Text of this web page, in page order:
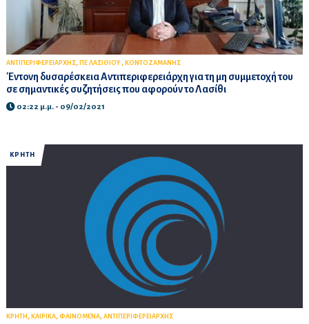
ΑΝΤΙΠΕΡΙΦΕΡΕΙΑΡΧΗΣ, ΠΕ ΛΑΣΙΘΙΟΥ, ΚΟΝΤΟΖΑΜΑΝΗΣ
Έντονη δυσαρέσκεια Αντιπεριφερειάρχη για τη μη συμμετοχή του
σε σημαντικές συζητήσεις που αφορούν το Λασίθι
02:22 μ.μ. - 09/02/2021
ΚΡΗΤΗ
ΚΡΗΤΗ , ΚΑΙΡΙΚΑ, ΦΑΙΝΟΜΕΝΑ, ΑΝΤΙΠΕΡΙΦΕΡΕΙΑΡΧΗΣ